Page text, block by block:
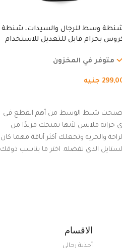
وسط للرجال والسيدات، شنطة
بحزام قابل للتعديل للاستخدام
لمسافات طويلة، وركوب
متوفر في المخزون
جنيه
شنط الوسط من أهم القطع في
خزانة ملابس لأنها تمنحك مزيدًا من
والحرية وتجعلك أكثر أناقة مهما كان
الذي تفضله. اختر ما يناسب ذوقك
الاقسام
أحذية رجالي